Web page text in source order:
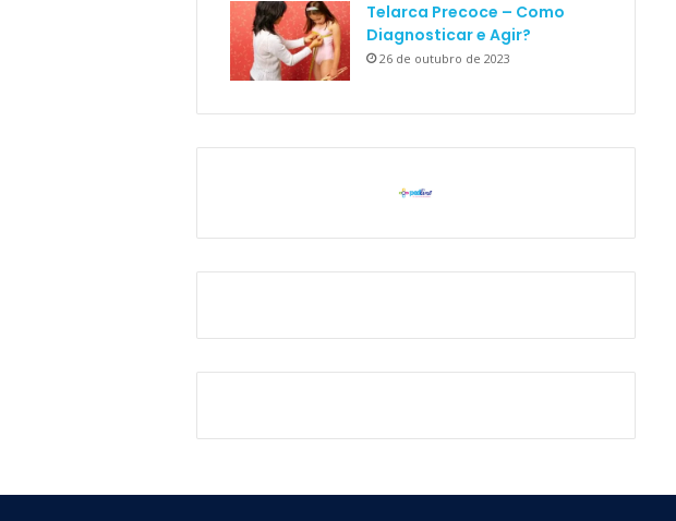
Telarca Precoce – Como
Diagnosticar e Agir?
26 de outubro de 2023